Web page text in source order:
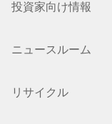
投資家向け情報
ニュースルーム
リサイクル